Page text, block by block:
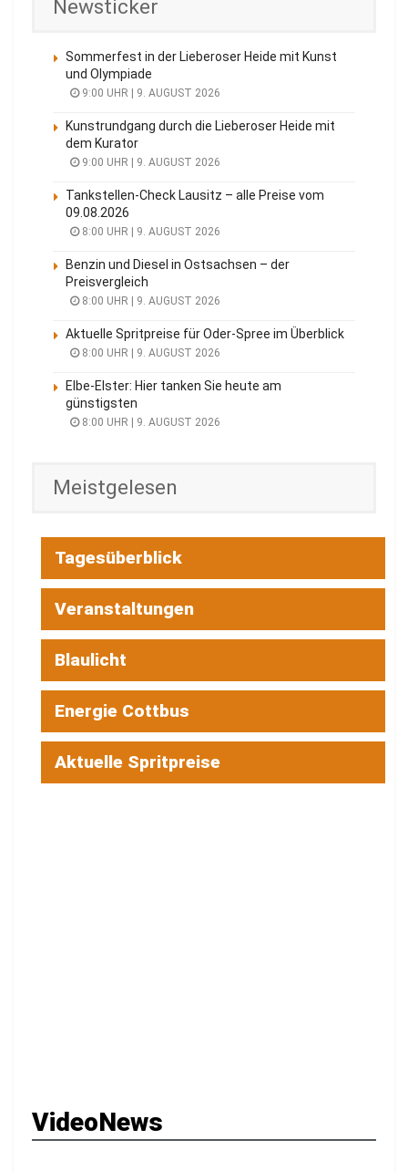
Newsticker
Sommerfest in der Lieberoser Heide mit Kunst
und Olympiade
9:00 UHR | 9. AUGUST 2026
Kunstrundgang durch die Lieberoser Heide mit
dem Kurator
9:00 UHR | 9. AUGUST 2026
Tankstellen-Check Lausitz – alle Preise vom
09.08.2026
8:00 UHR | 9. AUGUST 2026
Benzin und Diesel in Ostsachsen – der
Preisvergleich
8:00 UHR | 9. AUGUST 2026
Aktuelle Spritpreise für Oder-Spree im Überblick
8:00 UHR | 9. AUGUST 2026
Elbe-Elster: Hier tanken Sie heute am
günstigsten
8:00 UHR | 9. AUGUST 2026
Meistgelesen
Tagesüberblick
Veranstaltungen
Blaulicht
Energie Cottbus
Aktuelle Spritpreise
VideoNews